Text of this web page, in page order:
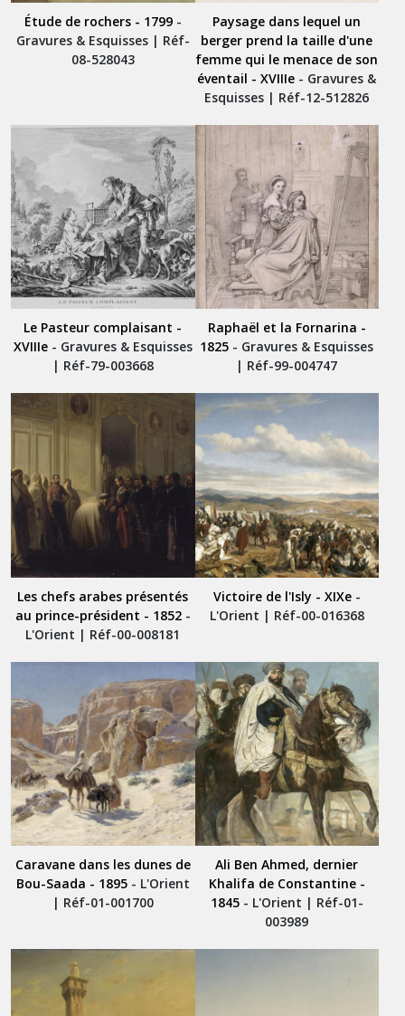
Étude de rochers - 1799-
Gravures & Esquisses | Réf-
08-528043
Paysage dans lequel un
berger prend la taille d'une
femme qui le menace de son
éventail - XVIIIe - Gravures &
Esquisses | Réf-12-512826
Le Pasteur complaisant -
XVIIIe- Gravures & Esquisses
| Réf-79-003668
Raphaël et la Fornarina -
1825 - Gravures & Esquisses
| Réf-99-004747
Les chefs arabes présentés
au prince-président - 1852-
L'Orient | Réf-00-008181
Victoire de l'Isly - XIXe-
L'Orient | Réf-00-016368
Caravane dans les dunes de
Bou-Saada - 1895- L'Orient
| Réf-01-001700
Ali Ben Ahmed, dernier
Khalifa de Constantine -
1845- L'Orient | Réf-01-
003989